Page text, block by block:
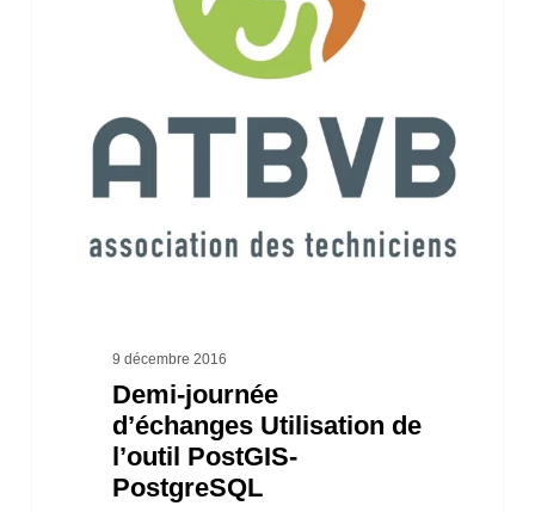
PostGIS-
PostgreSQL
9 décembre 2016
Demi-journée
d’échanges Utilisation de
l’outil PostGIS-
PostgreSQL